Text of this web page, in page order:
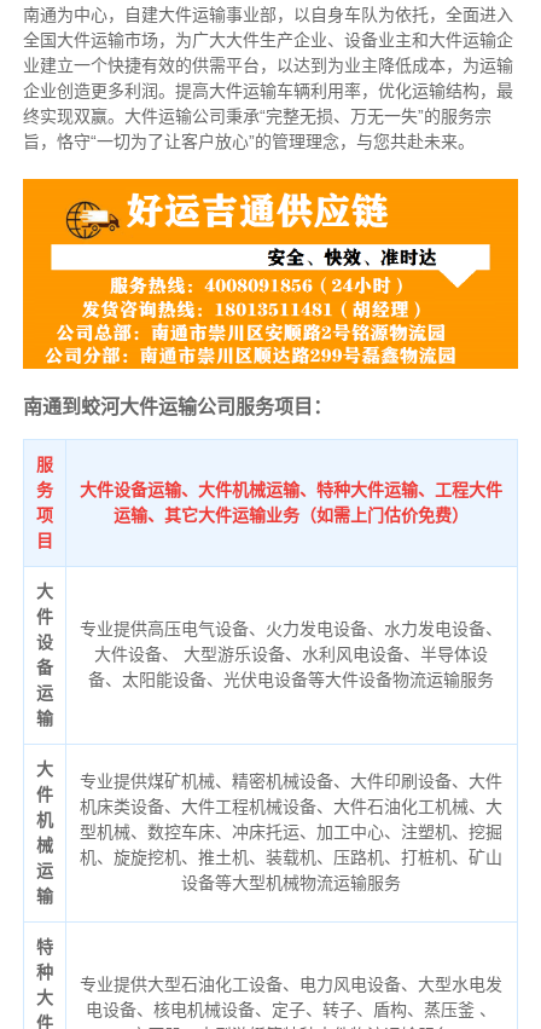
南通为中心，自建大件运输事业部，以自身车队为依托，全面进入
全国大件运输市场，为广大大件生产企业、设备业主和大件运输企
业建立一个快捷有效的供需平台，以达到为业主降低成本，为运输
企业创造更多利润。提高大件运输车辆利用率，优化运输结构，最
终实现双赢。大件运输公司秉承“完整无损、万无一失”的服务宗
旨，恪守“一切为了让客户放心”的管理理念，与您共赴未来。
南通到蛟河大件运输公司服务项目：
服
务
项
目
大件设备运输、大件机械运输、特种大件运输、工程大件
运输、其它大件运输业务（如需上门估价免费）
大
件
设
备
运
输
专业提供高压电气设备、火力发电设备、水力发电设备、
大件设备、 大型游乐设备、水利风电设备、半导体设
备、太阳能设备、光伏电设备等大件设备物流运输服务
大
件
机
械
运
输
专业提供煤矿机械、精密机械设备、大件印刷设备、大件
机床类设备、大件工程机械设备、大件石油化工机械、大
型机械、数控车床、冲床托运、加工中心、注塑机、挖掘
机、旋旋挖机、推土机、装载机、压路机、打桩机、矿山
设备等大型机械物流运输服务
特
种
大
件
专业提供大型石油化工设备、电力风电设备、大型水电发
电设备、核电机械设备、定子、转子、盾构、蒸压釜 、